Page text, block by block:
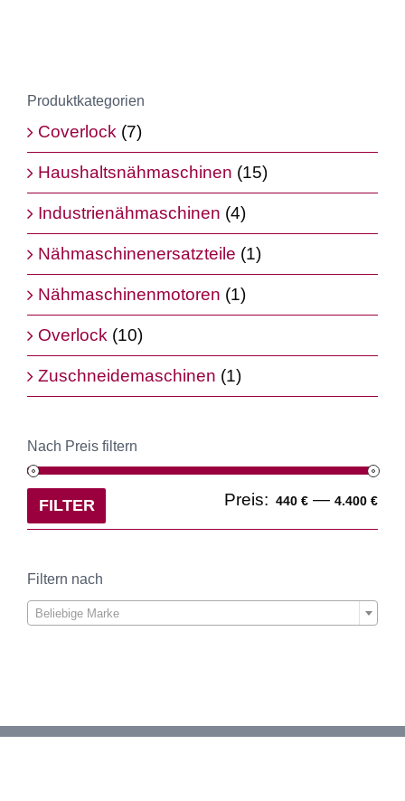
Produktkategorien
Coverlock (7)
Haushaltsnähmaschinen (15)
Industrienähmaschinen (4)
Nähmaschinenersatzteile (1)
Nähmaschinenmotoren (1)
Overlock (10)
Zuschneidemaschinen (1)
Nach Preis filtern
FILTER Preis: 440 € — 4.400 €
Filtern nach
Beliebige Marke